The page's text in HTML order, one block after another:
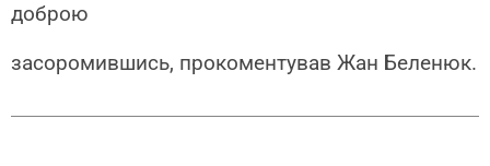
доброю
засоромившись, прокоментував Жан Беленюк.